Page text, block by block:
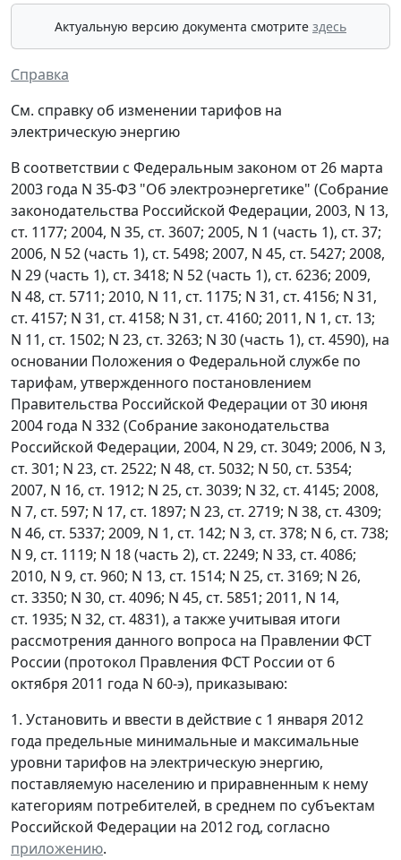
Актуальную версию документа смотрите здесь
Справка
См. справку об изменении тарифов на
электрическую энергию
В соответствии с Федеральным законом от 26 марта
2003 года N 35-ФЗ "Об электроэнергетике" (Собрание
законодательства Российской Федерации, 2003, N 13,
ст. 1177; 2004, N 35, ст. 3607; 2005, N 1 (часть 1), ст. 37;
2006, N 52 (часть 1), ст. 5498; 2007, N 45, ст. 5427; 2008,
N 29 (часть 1), ст. 3418; N 52 (часть 1), ст. 6236; 2009,
N 48, ст. 5711; 2010, N 11, ст. 1175; N 31, ст. 4156; N 31,
ст. 4157; N 31, ст. 4158; N 31, ст. 4160; 2011, N 1, ст. 13;
N 11, ст. 1502; N 23, ст. 3263; N 30 (часть 1), ст. 4590), на
основании Положения о Федеральной службе по
тарифам, утвержденного постановлением
Правительства Российской Федерации от 30 июня
2004 года N 332 (Собрание законодательства
Российской Федерации, 2004, N 29, ст. 3049; 2006, N 3,
ст. 301; N 23, ст. 2522; N 48, ст. 5032; N 50, ст. 5354;
2007, N 16, ст. 1912; N 25, ст. 3039; N 32, ст. 4145; 2008,
N 7, ст. 597; N 17, ст. 1897; N 23, ст. 2719; N 38, ст. 4309;
N 46, ст. 5337; 2009, N 1, ст. 142; N 3, ст. 378; N 6, ст. 738;
N 9, ст. 1119; N 18 (часть 2), ст. 2249; N 33, ст. 4086;
2010, N 9, ст. 960; N 13, ст. 1514; N 25, ст. 3169; N 26,
ст. 3350; N 30, ст. 4096; N 45, ст. 5851; 2011, N 14,
ст. 1935; N 32, ст. 4831), а также учитывая итоги
рассмотрения данного вопроса на Правлении ФСТ
России (протокол Правления ФСТ России от 6
октября 2011 года N 60-э), приказываю:
1. Установить и ввести в действие с 1 января 2012
года предельные минимальные и максимальные
уровни тарифов на электрическую энергию,
поставляемую населению и приравненным к нему
категориям потребителей, в среднем по субъектам
Российской Федерации на 2012 год, согласно
приложению.